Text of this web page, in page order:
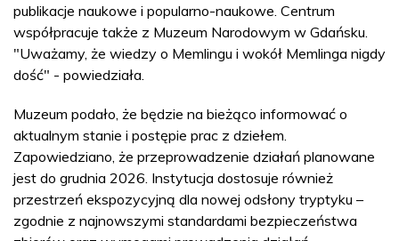
publikacje naukowe i popularno-naukowe. Centrum
współpracuje także z Muzeum Narodowym w Gdańsku.
"Uważamy, że wiedzy o Memlingu i wokół Memlinga nigdy
dość" - powiedziała.
Muzeum podało, że będzie na bieżąco informować o
aktualnym stanie i postępie prac z dziełem.
Zapowiedziano, że przeprowadzenie działań planowane
jest do grudnia 2026. Instytucja dostosuje również
przestrzeń ekspozycyjną dla nowej odsłony tryptyku –
zgodnie z najnowszymi standardami bezpieczeństwa